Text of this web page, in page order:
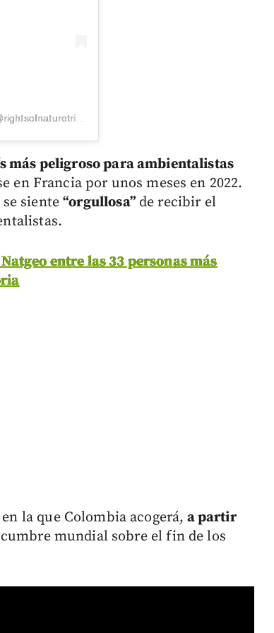
más peligroso para ambientalistas
en Francia por unos meses en 2022.
siente“orgullosa” de recibir el
entre las 33 personas más
la que Colombia acogerá, a partir
mundial sobre el fin de los